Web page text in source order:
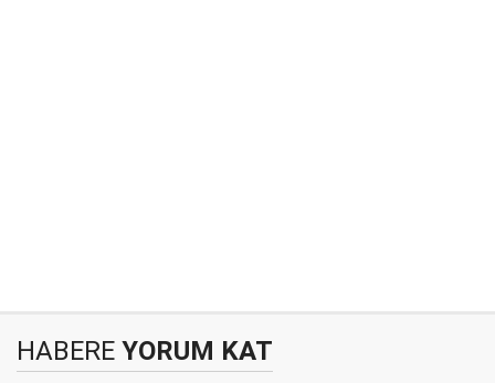
HABERE YORUM KAT